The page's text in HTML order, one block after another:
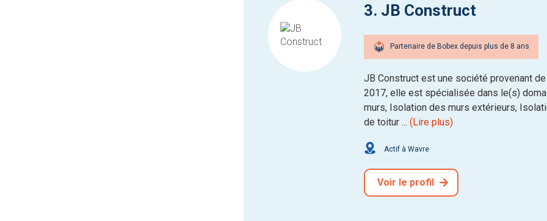
3. JB Construct
Partenaire de Bobex depuis plus de 8 ans
JB Construct est une société provenant
2017, elle est spécialisée dans le(s)
murs, Isolation des murs extérieurs,
de toitur ...(Lire plus)
Actif à Wavre
Voir le profil